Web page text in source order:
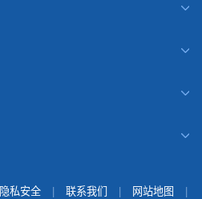
隐私安全 联系我们 网站地图